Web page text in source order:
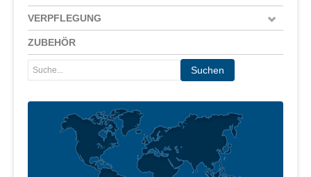
VERPFLEGUNG
ZUBEHÖR